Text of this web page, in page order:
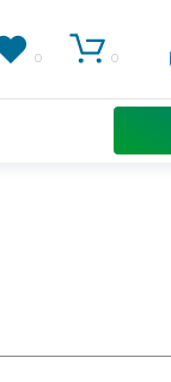
0 0